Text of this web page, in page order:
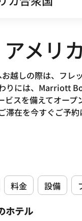
メリ
越しの際は、フ
りには、Marriott
ビスを備えてオー
滞在を今すぐご予
料金 設備
ホテル